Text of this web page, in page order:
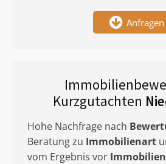
Anfragen
Kurzgutachten
Hohe Nachfrage nach
Beratung zu Immobilienart
vom Ergebnis vor